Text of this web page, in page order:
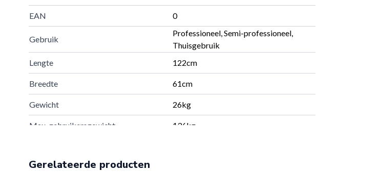
EAN 0
Gebruik
Professioneel, Semi-professioneel,
Thuisgebruik
Lengte
122cm
Breedte 61cm
Gewicht 26kg
Max. gebruikersgewicht 136kg
Gerelateerde producten